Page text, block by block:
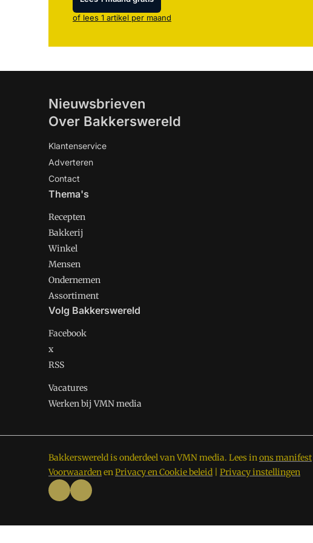
of lees 1 artikel per maand
Nieuwsbrieven
Over Bakkerswereld
Klantenservice
Adverteren
Contact
Thema's
Recepten
Bakkerij
Winkel
Mensen
Ondernemen
Assortiment
Volg Bakkerswereld
Facebook
x
RSS
Vacatures
Werken bij VMN media
Bakkerswereld is onderdeel van VMN media. Lees inons manifest
VoorwaardenenPrivacy en Cookie beleid Privacy instellingen